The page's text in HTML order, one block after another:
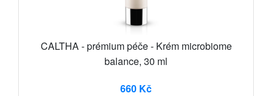
CALTHA - prémium péče - Krém microbiome
balance, 30 ml
660 Kč